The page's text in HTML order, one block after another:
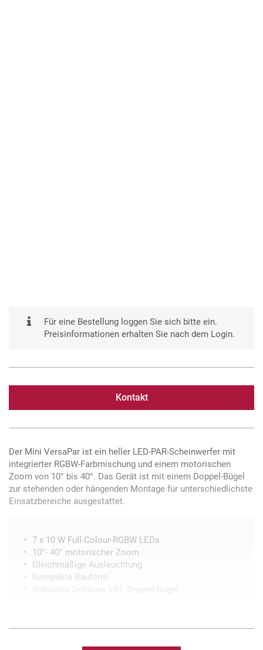
Für eine Bestellung loggen Sie sich bitte ein.
Preisinformationen erhalten Sie nach dem Login.
Kontakt
Der Mini VersaPar ist ein heller LED-PAR-Scheinwerfer mit
integrierter RGBW-Farbmischung und einem motorischen
Zoom von 10° bis 40°. Das Gerät ist mit einem Doppel-Bügel
zur stehenden oder hängenden Montage für unterschiedlichste
Einsatzbereiche ausgestattet.
7 x 10 W Full-Colour-RGBW LEDs
10°- 40° motorischer Zoom
Gleichmäßige Ausleuchtung
Kompakte Bauform
Robustes Gehäuse inkl. Doppel-Bügel